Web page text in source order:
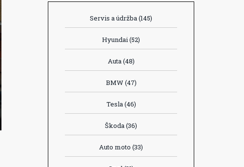
Servis a údržba(145)
Hyundai(52)
Auta(48)
BMW (47)
Tesla(46)
Škoda(36)
Auto moto (33)